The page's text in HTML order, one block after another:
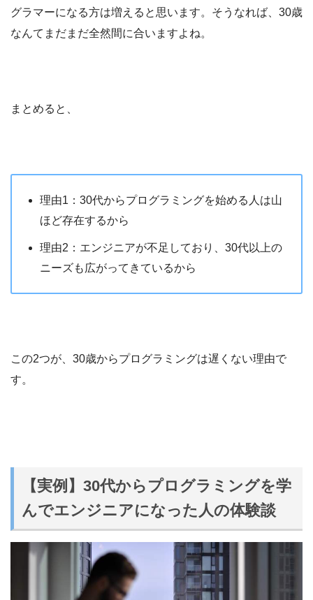
グラマーになる方は増えると思います。そうなれば、30歳
なんてまだまだ全然間に合いますよね。
まとめると、
理由1：30代からプログラミングを始める人は山
ほど存在するから
理由2：エンジニアが不足しており、30代以上の
ニーズも広がってきているから
この2つが、30歳からプログラミングは遅くない理由で
す。
【実例】30代からプログラミングを学
んでエンジニアになった人の体験談